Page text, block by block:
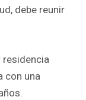
debe reunir
residencia
con una